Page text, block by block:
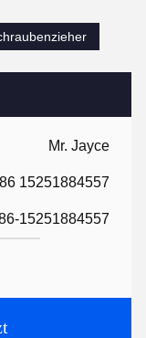
Mr. Jayce
15251884557
15251884557